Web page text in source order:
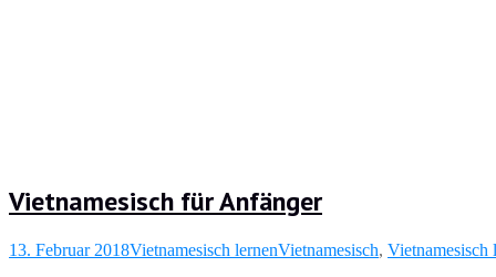
Vietnamesisch für Anfänger
13. Februar 2018Vietnamesisch lernenVietnamesisch, Vietnamesisch